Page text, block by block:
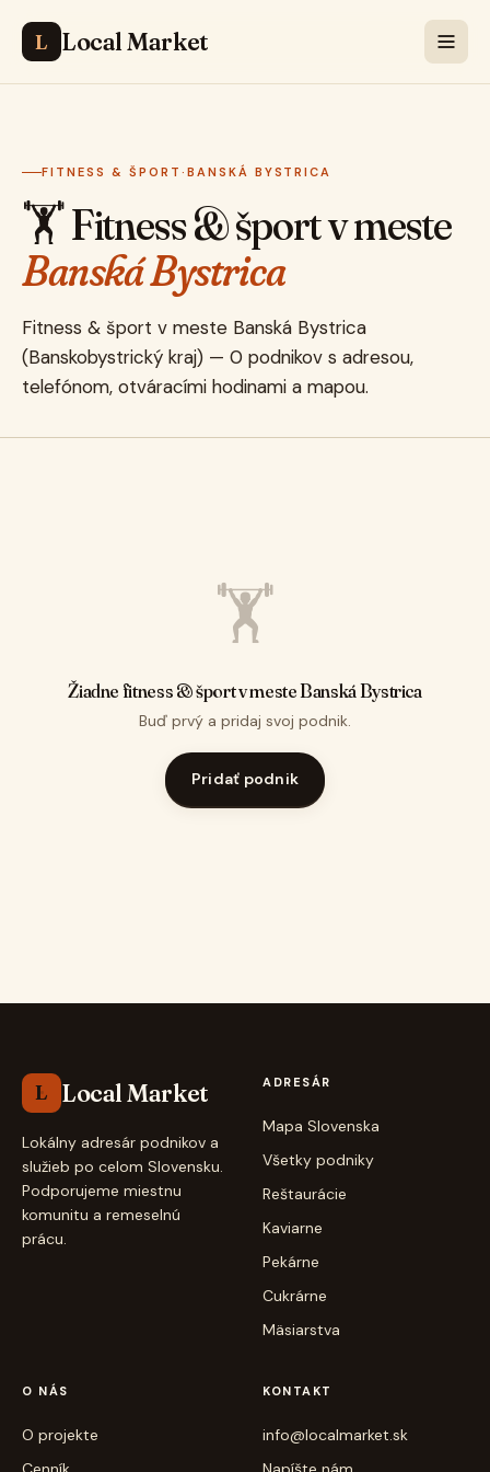
L Local Market
FITNESS & ŠPORT · BANSKÁ BYSTRICA
🏋️ Fitness & šport v meste
Banská Bystrica
Fitness & šport v meste Banská Bystrica
(Banskobystrický kraj) — 0 podnikov s adresou,
telefónom, otváracími hodinami a mapou.
🏋️
Žiadne fitness & šport v meste Banská Bystrica
Buď prvý a pridaj svoj podnik.
Pridať podnik
L Local Market
Lokálny adresár podnikov a
služieb po celom Slovensku.
Podporujeme miestnu
komunitu a remeselnú
prácu.
ADRESÁR
Mapa Slovenska
Všetky podniky
Reštaurácie
Kaviarne
Pekárne
Cukrárne
Mäsiarstva
O NÁS
O projekte
KONTAKT
info@localmarket.sk